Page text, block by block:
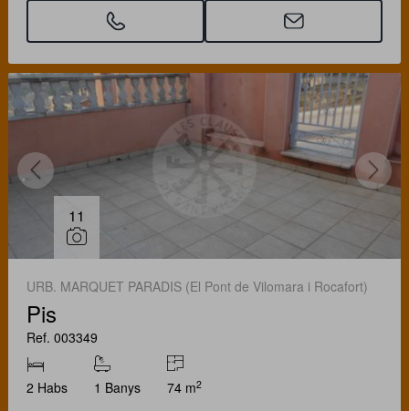
11
URB. MARQUET PARADIS (El Pont de Vilomara i Rocafort)
Pis
Ref. 003349
2 Habs 1 Banys 74 m2